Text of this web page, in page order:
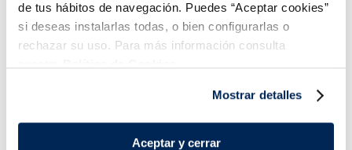
de tus hábitos de navegación. Puedes “Aceptar cookies”
si deseas instalarlas todas, o bien configurarlas o
rechazar su uso. Para más información consulta
Mostrar detalles
Aceptar y cerrar
Chocolate
2,99 €
Caja 6u x 120 ml
Magnum Bon Bon Cherry
4,99 € Unidad 204ml